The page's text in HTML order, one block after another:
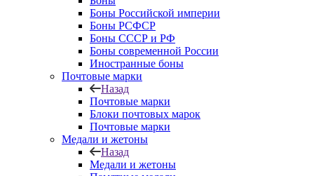
Боны Российской империи
Боны РСФСР
Боны СССР и РФ
Боны современной России
Иностранные боны
Почтовые марки
Назад
Почтовые марки
Блоки почтовых марок
Почтовые марки
Медали и жетоны
Назад
Медали и жетоны